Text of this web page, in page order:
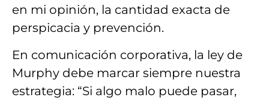
en mi opinión, la cantidad exacta de
perspicacia y prevención.
En comunicación corporativa, la ley de
Murphy debe marcar siempre nuestra
estrategia: “Si algo malo puede pasar,